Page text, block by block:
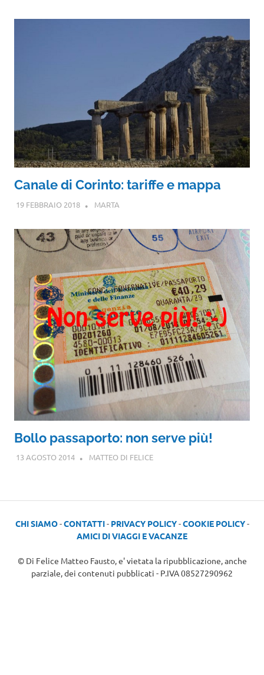
Canale di Corinto: tariffe e mappa
19 FEBBRAIO 2018 MARTA
Bollo passaporto: non serve più!
13 AGOSTO 2014 MATTEO DI FELICE
CHI SIAMO-CONTATTI- PRIVACY POLICY-COOKIE POLICY-
AMICI DI VIAGGI E VACANZE
© Di Felice Matteo Fausto, e' vietata la ripubblicazione, anche
parziale, dei contenuti pubblicati - P.IVA 08527290962